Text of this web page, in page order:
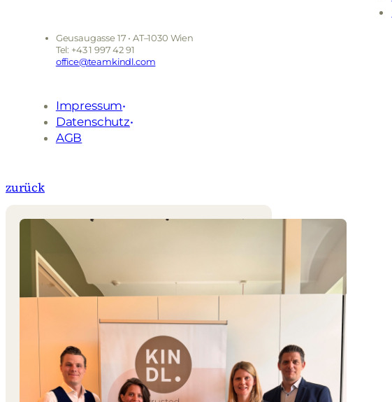
Geusaugasse 17 • AT–1030 Wien
Tel: +43 1 997 42 91
office@teamkindl.com
Impressum
Datenschutz
AGB
zurück